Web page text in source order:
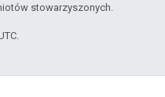
stowarzyszonych.